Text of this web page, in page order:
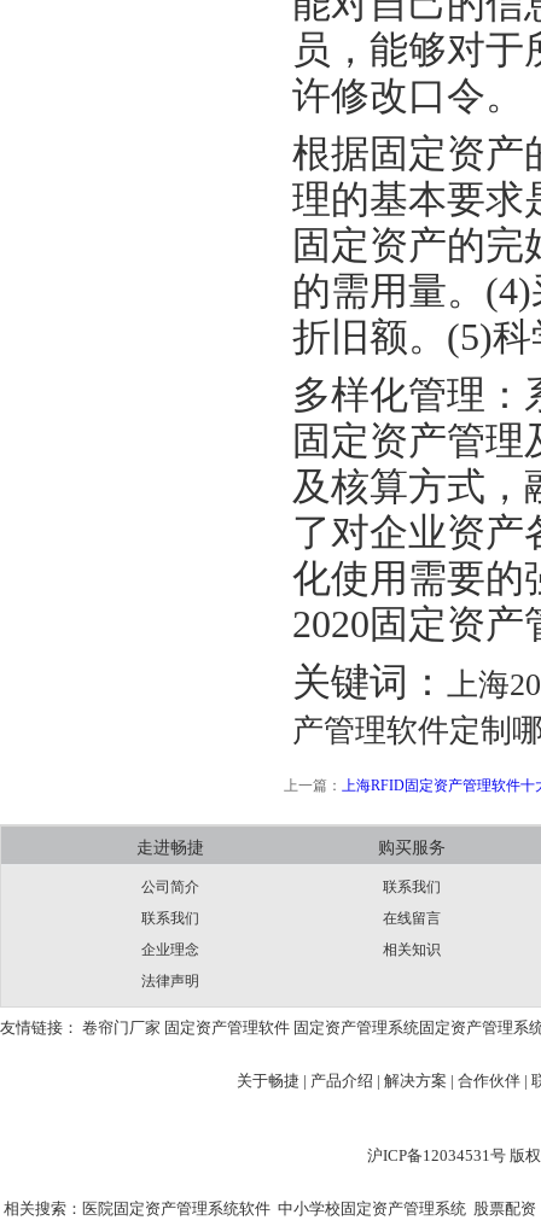
员，能够对
许修改口令。
根据固定资产
理的基本要求
固定资产的
的需用量。
折旧额。(5)
多样化管理：
固定资产管
及核算方式，
了对企业资产
化使用需要的
2020固定资
关键词： 上海
产管理软件定制
上一篇： 上海RFID固定资产管理软件十
走进畅捷
公司简介
联系我们
企业理念
法律声明
购买服务
联系我们
在线留言
相关知识
友情链接： 卷帘门厂家 固定资产管理软件 固定资产管理系统固定资产管理系
关于畅捷 | 产品介绍 | 解决方案 | 合作伙伴 |
沪ICP备12034531号 版
相关搜索： 医院固定资产管理系统软件 中小学校固定资产管理系统 股票配资